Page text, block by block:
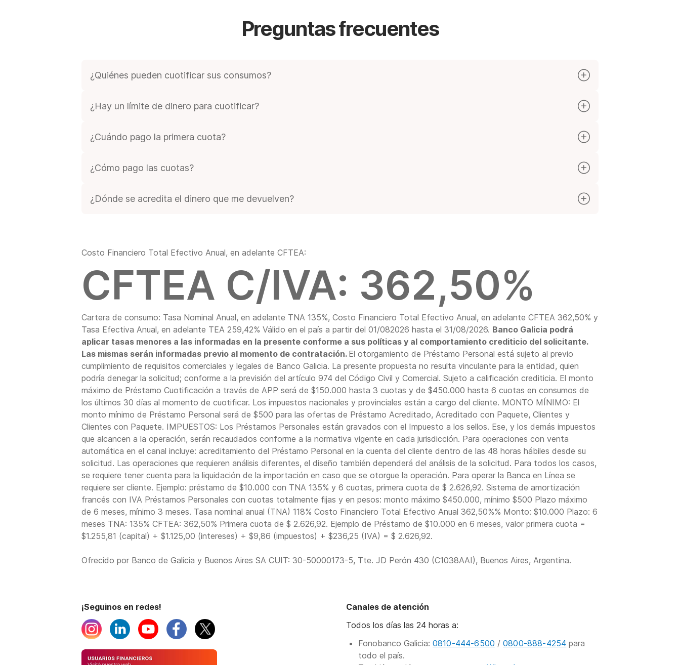
Preguntas frecuentes
¿Quiénes pueden cuotificar sus consumos?
¿Hay un límite de dinero para cuotificar?
consumos entre $150.000 y $300.000 en 6 cuotas.
¿Cuándo pago la primera cuota?
¿Cómo pago las cuotas?
¿Dónde se acredita el dinero que me devuelven?
Costo Financiero Total Efectivo Anual, en adelante CFTEA:
CFTEA C/IVA: 362,50%
Cartera de consumo: Tasa Nominal Anual, en adelante TNA 135%, Costo Financiero Total Efectivo Anual, en adelante CFTEA 362,50% y
Tasa Efectiva Anual, en adelante TEA 259,42% Válido en el país a partir del 01/082026 hasta el 31/08/2026. Banco Galicia podrá
aplicar tasas menores a las informadas en la presente conforme a sus políticas y al comportamiento crediticio del solicitante.
Las mismas serán informadas previo al momento de contratación. El otorgamiento de Préstamo Personal está sujeto al previo
cumplimiento de requisitos comerciales y legales de Banco Galicia. La presente propuesta no resulta vinculante para la entidad, quien
podría denegar la solicitud; conforme a la previsión del artículo 974 del Código Civil y Comercial. Sujeto a calificación crediticia. El monto
máximo de Préstamo Cuotificación a través de APP será de $150.000 hasta 3 cuotas y de $450.000 hasta 6 cuotas en consumos de
los últimos 30 días al momento de cuotificar. Los impuestos nacionales y provinciales están a cargo del cliente. MONTO MÍNIMO: El
monto mínimo de Préstamo Personal será de $500 para las ofertas de Préstamo Acreditado, Acreditado con Paquete, Clientes y
Clientes con Paquete. IMPUESTOS: Los Préstamos Personales están gravados con el Impuesto a los sellos. Ese, y los demás impuestos
que alcancen a la operación, serán recaudados conforme a la normativa vigente en cada jurisdicción. Para operaciones con venta
automática en el canal incluye: acreditamiento del Préstamo Personal en la cuenta del cliente dentro de las 48 horas hábiles desde su
solicitud. Las operaciones que requieren análisis diferentes, el diseño también dependerá del análisis de la solicitud. Para todos los casos,
se requiere tener cuenta para la liquidación de la importación en caso que se otorgue la operación. Para operar la Banca en Línea se
requiere ser cliente. Ejemplo: préstamo de $10.000 con TNA 135% y 6 cuotas, primera cuota de $ 2.626,92. Sistema de amortización
francés con IVA Préstamos Personales con cuotas totalmente fijas y en pesos: monto máximo $450.000, mínimo $500 Plazo máximo
de 6 meses, mínimo 3 meses. Tasa nominal anual (TNA) 118% Costo Financiero Total Efectivo Anual 362,50%% Monto: $10.000 Plazo: 6
meses TNA: 135% CFTEA: 362,50% Primera cuota de $ 2.626,92. Ejemplo de Préstamo de $10.000 en 6 meses, valor primera cuota =
$1.255,81 (capital) + $1.125,00 (intereses) + $9,86 (impuestos) + $236,25 (IVA) = $ 2.626,92.
Ofrecido por Banco de Galicia y Buenos Aires SA CUIT: 30-50000173-5, Tte. JD Perón 430 (C1038AAI), Buenos Aires, Argentina.
¡Seguinos en redes!
Canales de atención
Todos los días las 24 horas a:
Fonobanco Galicia: 0810-444-6500 /0800-888-4254 para
todo el país.